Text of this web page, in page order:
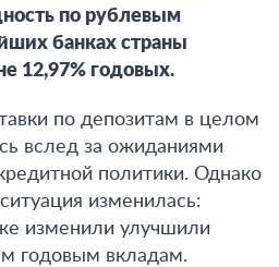
по рублевым
банках страны
12,97% годовых.
по депозитам в целом
вслед за ожиданиями
политики. Однако
изменилась:
изменили улучшили
годовым вкладам.